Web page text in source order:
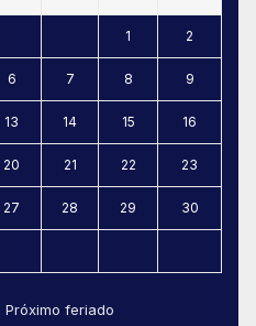
1 2
6 7 8 9
13 14 15 16
20 21 22 23
27 28 29 30
Próximo feriado